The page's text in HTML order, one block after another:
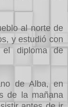
al norte de
y estudió con
el diploma de
de Alba, en
de la mañana